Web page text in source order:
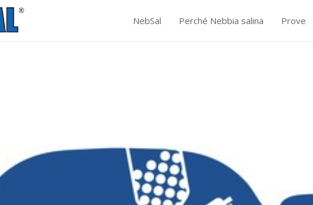
NebSal Perché Nebbia salina Prove